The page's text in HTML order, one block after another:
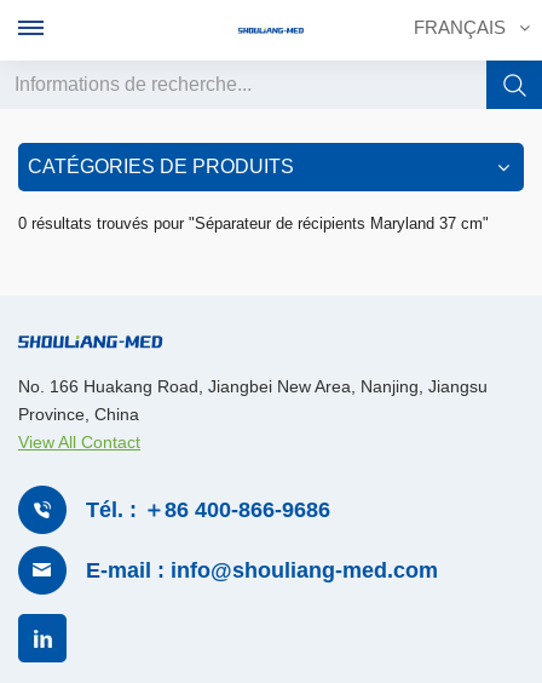
FRANÇAIS
English
français
CATÉGORIES DE PRODUITS
0 résultats trouvés pour "Séparateur de récipients Maryland 37 cm"
No. 166 Huakang Road, Jiangbei New Area, Nanjing, Jiangsu
Province, China
View All Contact
Tél. : ＋86 400-866-9686
E-mail : info@shouliang-med.com